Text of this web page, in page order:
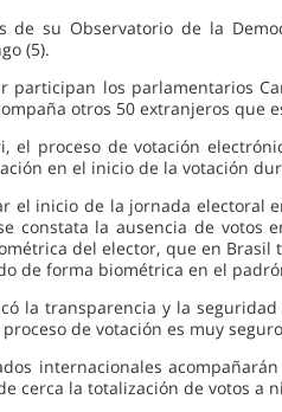
de su Observatorio de la
(5).
participan los parlamentarios
otros 50 extranjeros que
el proceso de votación
en el inicio de la votación
el inicio de la jornada electoral
constata la ausencia de
del elector, que en
de forma biométrica en el
la transparencia y la
de votación es muy
internacionales
cerca la totalización de votos a